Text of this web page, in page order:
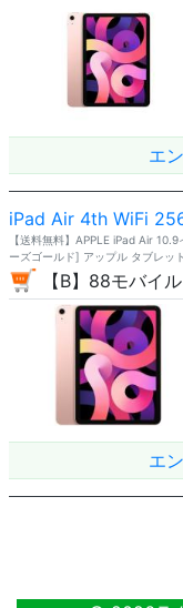
エ
iPad Air 4th WiFi
【送料無料】APPLE iPad Air
ーズゴールド] アップル タブレッ
【B】88モバイル
エ